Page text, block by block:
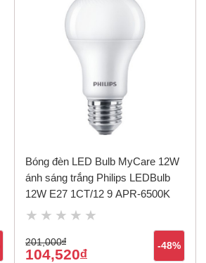
Bóng đèn LED Bulb MyCare 12W
ánh sáng trắng Philips LEDBulb
12W E27 1CT/12 9 APR-6500K
201,000đ
104,520đ
-48%